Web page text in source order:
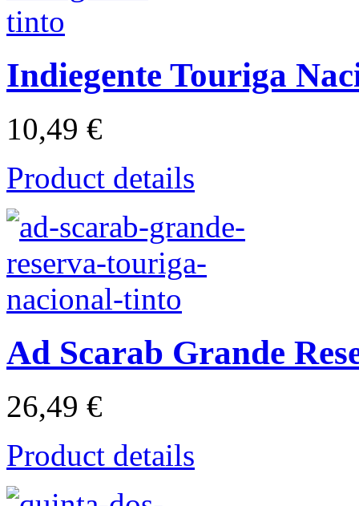
Indiegente Touriga
10,49 €
Product details
Ad Scarab Grande
26,49 €
Product details